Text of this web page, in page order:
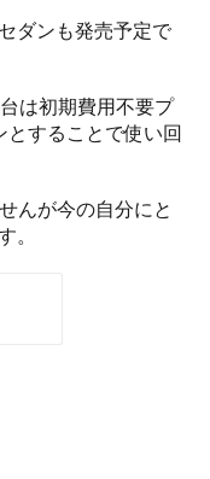
ダンも発売予定で
は初期費用不要プ
することで使い回
んが今の自分にと
。